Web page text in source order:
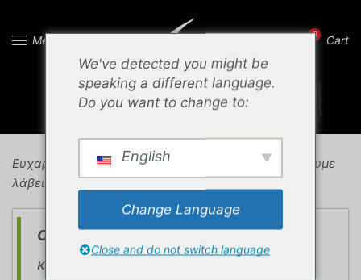
Menu 0 Cart
ΑΡΧΙΚΉ ΣΕΛΊΔΑ
BOOKING RECEIVED
Ευχαριστούμε για το αίτημα σας για meeting. Το έχουμε
λάβει και θα σας ενημερώσουμε σύντομα.
Ουπς!Δεν μπορέσαμε να βρούμε την
κράτησή σας. Ο σύνδεσμος που
We've detected you might be
speaking a different language.
Do you want to change to:
English
Change Language
Close and do not switch language